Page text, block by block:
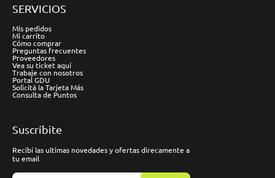
SERVICIOS
Mis pedidos
Mi carrito
Cómo comprar
Preguntas frecuentes
Proveedores
Vea su ticket aquí
Trabaje con nosotros
Portal GDU
Solicitá la Tarjeta Más
Consulta de Puntos
Suscríbite
Recibí las ultimas novedades y ofertas direcamente a
tu email